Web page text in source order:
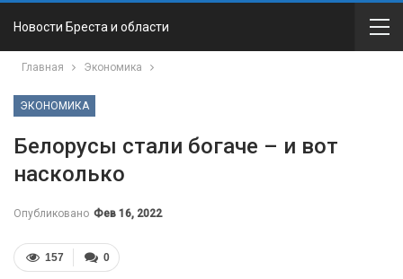
Новости Бреста и области
Главная Экономика
ЭКОНОМИКА
Белорусы стали богаче – и вот
насколько
Опубликовано Фев 16, 2022
0
157